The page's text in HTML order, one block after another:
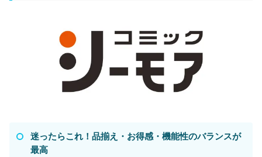
迷ったらこれ！品揃え・お得感・機能性のバランスが
最高